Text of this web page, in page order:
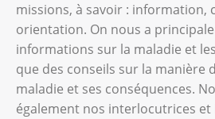
missions, à savoir : information,
orientation. On nous a
informations sur la maladie et
que des conseils sur la manière
maladie et ses conséquences.
également nos interlocutrices